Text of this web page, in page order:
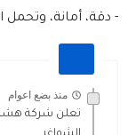
- دقة، أمانة، وتحمل
منذ بضع اعوام
تعلن شركة